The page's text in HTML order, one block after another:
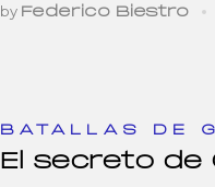
by Federico Biestro
BATALLAS DE
El secreto de